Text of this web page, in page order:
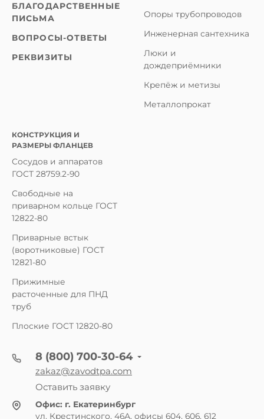
БЛАГОДАРСТВЕННЫЕ
ПИСЬМА
ВОПРОСЫ-ОТВЕТЫ
РЕКВИЗИТЫ
Опоры трубопроводов
Инженерная сантехника
Люки и
дождеприёмники
Крепёж и метизы
Металлопрокат
КОНСТРУКЦИЯ И
РАЗМЕРЫ ФЛАНЦЕВ
Сосудов и аппаратов
ГОСТ 28759.2-90
Свободные на
приварном кольце ГОСТ
12822-80
Приварные встык
(воротниковые) ГОСТ
12821-80
Прижимные
расточенные для ПНД
труб
Плоские ГОСТ 12820-80
8 (800) 700-30-64
zakaz@zavodtpa.com
Оставить заявку
Офис: г. Екатеринбург
ул. Крестинского, 46А, офисы 604, 606, 612